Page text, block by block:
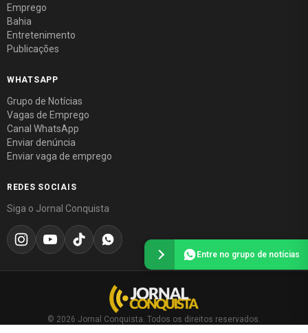
Emprego
Bahia
Entretenimento
Publicações
WHATSAPP
Grupo de Notícias
Vagas de Emprego
Canal WhatsApp
Enviar denúncia
Enviar vaga de emprego
REDES SOCIAIS
Siga o Jornal Conquista
© 2026 Jornal Conquista. Todos os direitos reservados.
Entre no grupo de notícias